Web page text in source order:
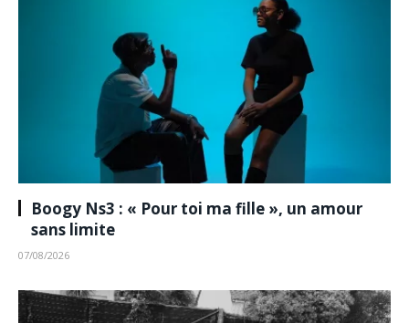
Boogy Ns3 : « Pour toi ma fille », un amour
sans limite
07/08/2026